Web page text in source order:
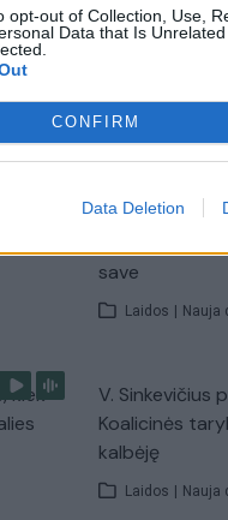
opt-out of Collection, Use,
Data that Is
CONFIRM
Data Deletion
Žinios |
Lietuvos
save
Laidos | Nauja
kiek
V. Sinkevičius
Koalicinės
kalbėję
Laidos | Nauja